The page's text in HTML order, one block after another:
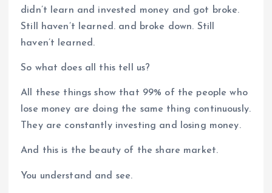
didn’t learn and invested money and got broke.
Still haven’t learned. and broke down. Still
haven’t learned.
So what does all this tell us?
All these things show that 99% of the people who
lose money are doing the same thing continuously.
They are constantly investing and losing money.
And this is the beauty of the share market.
You understand and see.